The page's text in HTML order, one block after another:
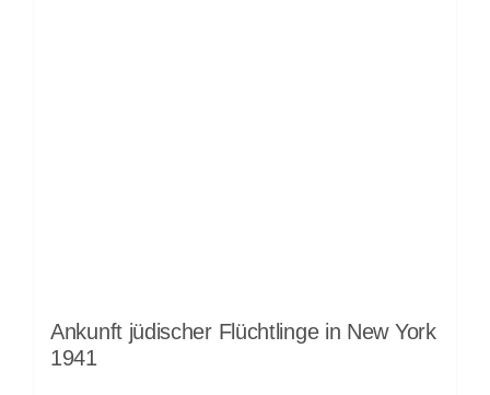
Ankunft jüdischer Flüchtlinge in New York
1941